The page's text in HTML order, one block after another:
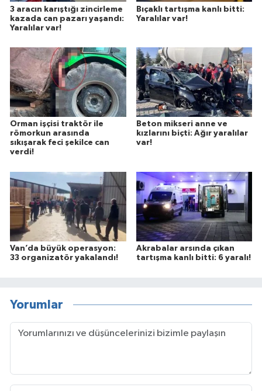
3 aracın karıştığı zincirleme
kazada can pazarı yaşandı:
Yaralılar var!
Bıçaklı tartışma kanlı bitti:
Yaralılar var!
Orman işçisi traktör ile
römorkun arasında
sıkışarak feci şekilce can
verdi!
Beton mikseri anne ve
kızlarını biçti: Ağır yaralılar
var!
Van’da büyük operasyon:
33 organizatör yakalandı!
Akrabalar arsında çıkan
tartışma kanlı bitti: 6 yaralı!
Yorumlar